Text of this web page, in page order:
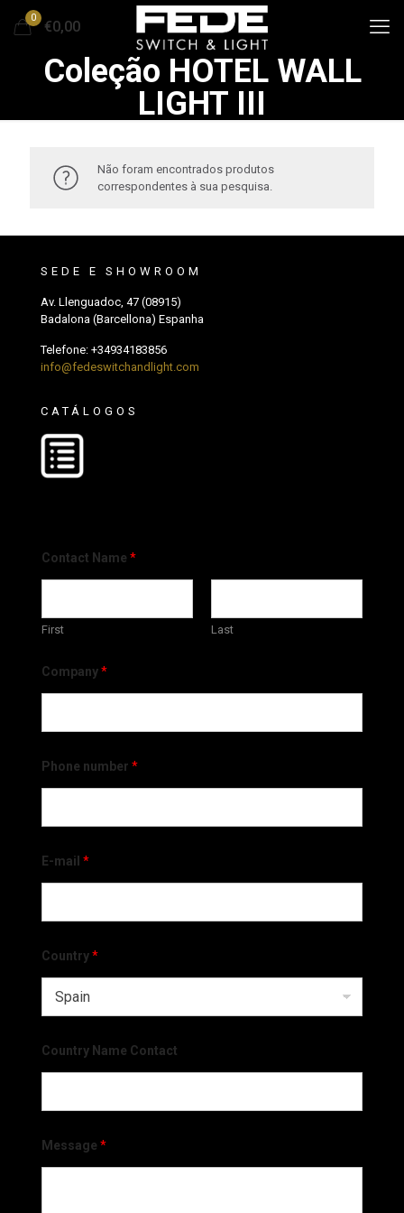
0
€0,00
Coleção HOTEL WALL
LIGHT III
Não foram encontrados produtos
correspondentes à sua pesquisa.
SEDE E SHOWROOM
Av. Llenguadoc, 47 (08915)
Badalona (Barcellona) Espanha
Telefone: +34934183856
info@fedeswitchandlight.com
CATÁLOGOS
Contact Name *
First Last
Company*
Phone number *
E-mail *
Country*
Country Name Contact
Message *